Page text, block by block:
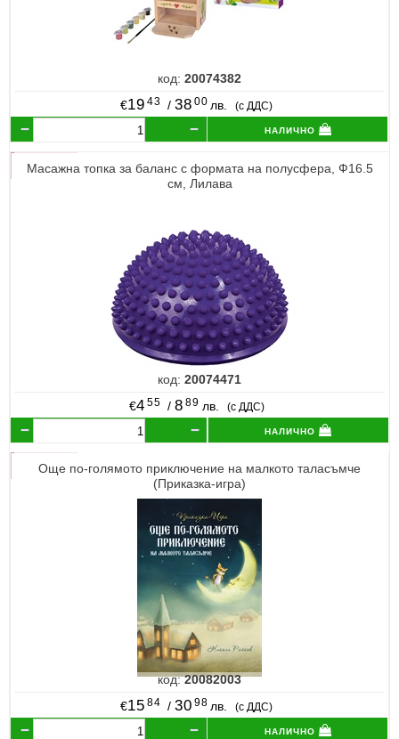
код: 20074382
€19 43 / 38 00 лв. (с ДДС)
налично
Масажна топка за баланс с формата на полусфера, Ф16.5
см, Лилава
код: 20074471
€4 55 /8 89 лв. (с ДДС)
налично
Още по-голямото приключение на малкото таласъмче
(Приказка-игра)
код:20082003
€15 84 / 30 98 лв. (с ДДС)
налично